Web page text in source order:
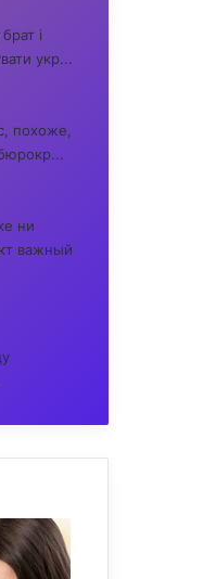
і
укр...
похоже,
ни
важный